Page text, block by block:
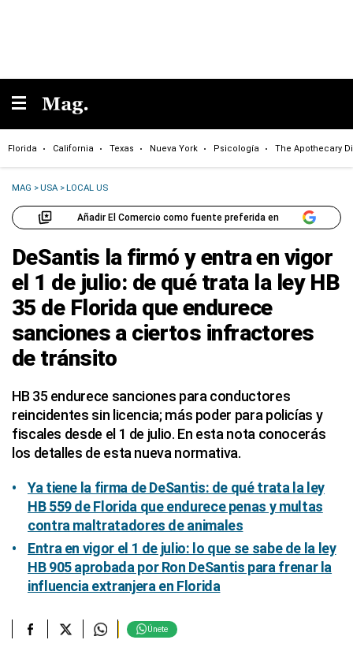
Florida California Texas Nueva York Psicología The Apothecary
MAG >USA >LOCAL US
Añadir El Comercio como fuente preferida en
DeSantis la firmó y entra en vigor
el 1 de julio: de qué trata la ley HB
35 de Florida que endurece
sanciones a ciertos infractores
de tránsito
HB 35 endurece sanciones para conductores
reincidentes sin licencia; más poder para policías y
fiscales desde el 1 de julio. En esta nota conocerás
los detalles de esta nueva normativa.
Ya tiene la firma de DeSantis: de qué trata la ley
HB 559 de Florida que endurece penas y multas
contra maltratadores de animales
Entra en vigor el 1 de julio: lo que se sabe de la ley
HB 905 aprobada por Ron DeSantis para frenar la
influencia extranjera en Florida
Únete